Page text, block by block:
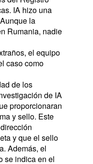
IA hizo una
la
Rumania, nadie
el equipo
caso como
de los
de IA
proporcionaran
y sello. Este
y que el sello
Además, el
se indica en el